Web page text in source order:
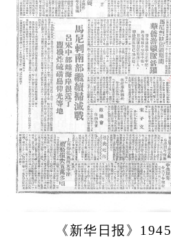
《新华日报》